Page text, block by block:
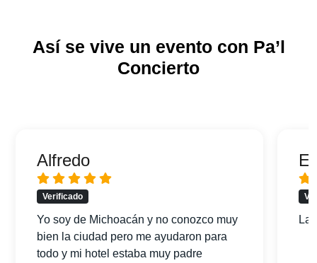
Así se vive un evento con Pa’l
Concierto
Alfredo
Verificado
Yo soy de Michoacán y no conozco muy
bien la ciudad pero me ayudaron para
todo y mi hotel estaba muy padre
La